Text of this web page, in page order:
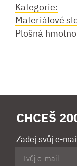
Kategorie:
Materiálové
Plošná
CHCEŠ
Zadej svůj e-